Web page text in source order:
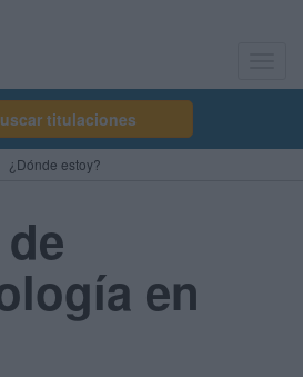
titulaciones
¿Dónde estoy?
en